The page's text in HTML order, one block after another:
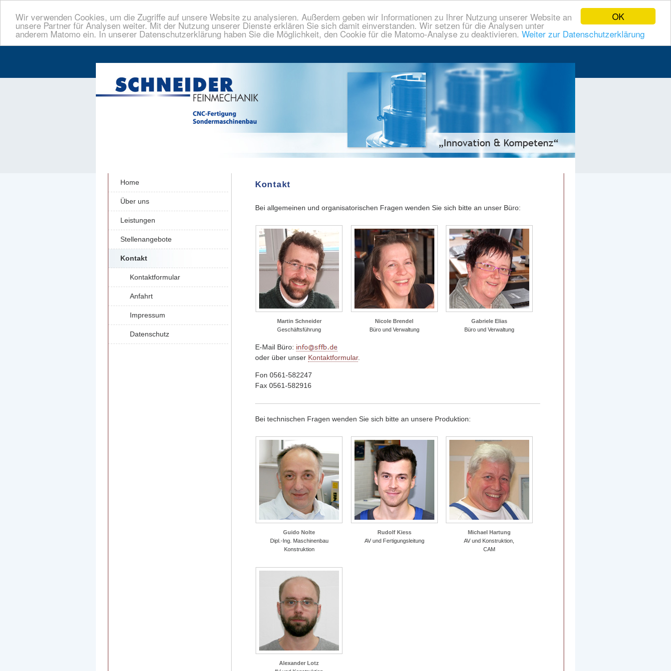
OK
Wir verwenden Cookies, um die Zugriffe auf unsere Website zu analysieren. Außerdem geben wir Informationen zu Ihrer Nutzung unserer Website an
unsere Partner für Analysen weiter. Mit der Nutzung unserer Dienste erklären Sie sich damit einverstanden. Wir setzen für die Analysen unter
anderem Matomo ein. In unserer Datenschutzerklärung haben Sie die Möglichkeit, den Cookie für die Matomo-Analyse zu deaktivieren. Weiter zur Datenschutzerklärung
Home
Über uns
Leistungen
Stellenangebote
Kontakt
Kontaktformular
Anfahrt
Impressum
Datenschutz
Kontakt
Bei allgemeinen und organisatorischen Fragen wenden Sie sich bitte an unser Büro:
Martin Schneider
Geschäftsführung
Nicole Brendel
Büro und Verwaltung
Gabriele Elias
Büro und Verwaltung
E-Mail Büro:
oder über unser Kontaktformular.
Fon 0561-582247
Fax 0561-582916
Bei technischen Fragen wenden Sie sich bitte an unsere Produktion:
Guido Nolte
Dipl.-Ing. Maschinenbau
Konstruktion
Rudolf Kiess
AV und Fertigungsleitung
Michael Hartung
AV und Konstruktion,
CAM
Alexander Lotz